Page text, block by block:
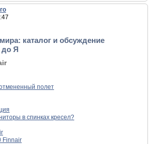
каталог и обсуждение
до Я
полет
в спинках кресел?
Finnair